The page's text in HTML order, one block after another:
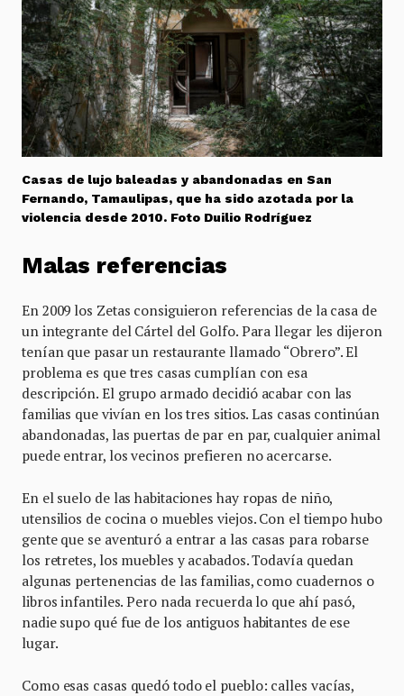
Casas de lujo baleadas y abandonadas en San
Fernando, Tamaulipas, que ha sido azotada por la
violencia desde 2010. Foto Duilio Rodríguez
Malas referencias
En 2009 los Zetas consiguieron referencias de la casa de
un integrante del Cártel del Golfo. Para llegar les dijeron
tenían que pasar un restaurante llamado “Obrero”. El
problema es que tres casas cumplían con esa
descripción. El grupo armado decidió acabar con las
familias que vivían en los tres sitios. Las casas continúan
abandonadas, las puertas de par en par, cualquier animal
puede entrar, los vecinos prefieren no acercarse.
En el suelo de las habitaciones hay ropas de niño,
utensilios de cocina o muebles viejos. Con el tiempo hubo
gente que se aventuró a entrar a las casas para robarse
los retretes, los muebles y acabados. Todavía quedan
algunas pertenencias de las familias, como cuadernos o
libros infantiles. Pero nada recuerda lo que ahí pasó,
nadie supo qué fue de los antiguos habitantes de ese
lugar.
Como esas casas quedó todo el pueblo: calles vacías,